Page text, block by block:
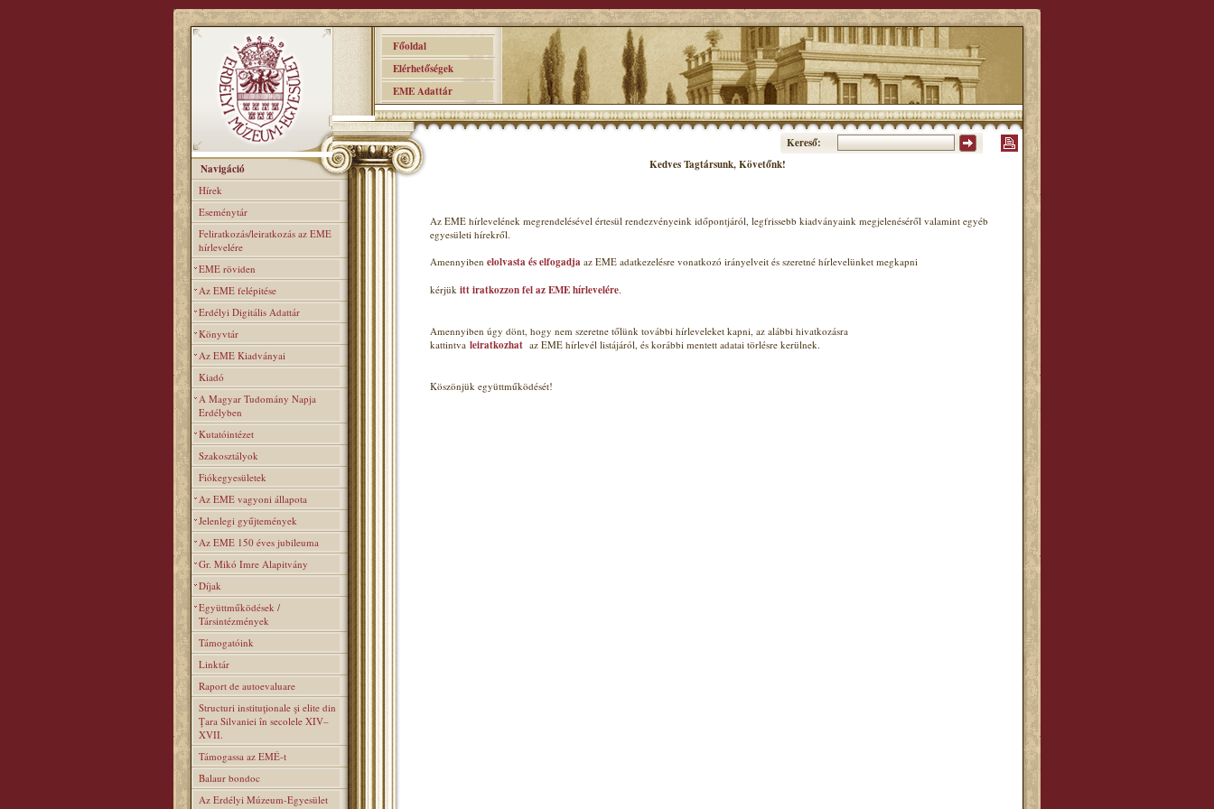
Főoldal
Elérhetőségek
EME Adattár
Kereső:
Navigáció
Hírek
Eseménytár
Feliratkozás/leiratkozás az EME
hírlevelére
EME röviden
Az EME felépitése
Erdélyi Digitális Adattár
Könyvtár
Az EME Kiadványai
Kiadó
A Magyar Tudomány Napja
Erdélyben
Kutatóintézet
Szakosztályok
Fiókegyesületek
Az EME vagyoni állapota
Jelenlegi gyűjtemények
Az EME 150 éves jubileuma
Gr. Mikó Imre Alapitvány
Díjak
Együttműködések /
Társintézmények
Támogatóink
Linktár
Raport de autoevaluare
Structuri instituţionale şi elite din
Ţara Silvaniei în secolele XIV–
XVII.
Támogassa az EMÉ-t
Balaur bondoc
Az Erdélyi Múzeum-Egyesület
Kedves Tagtársunk, Követőnk!
Az EME hírlevelének megrendelésével értesül rendezvényeink időpontjáról, legfrissebb kiadványaink megjelenéséről valamint egyéb
egyesületi hírekről.
Amennyiben elolvasta és elfogadja az EME adatkezelésre vonatkozó irányelveit és szeretné hírlevelünket megkapni
kérjük itt iratkozzon fel az EME hírlevelére.
Amennyiben úgy dönt, hogy nem szeretne tőlünk további hírleveleket kapni, az alábbi hivatkozásra
kattintva leiratkozhat az EME hírlevél listájáról, és korábbi mentett adatai törlésre kerülnek.
Köszönjük együttműködését!